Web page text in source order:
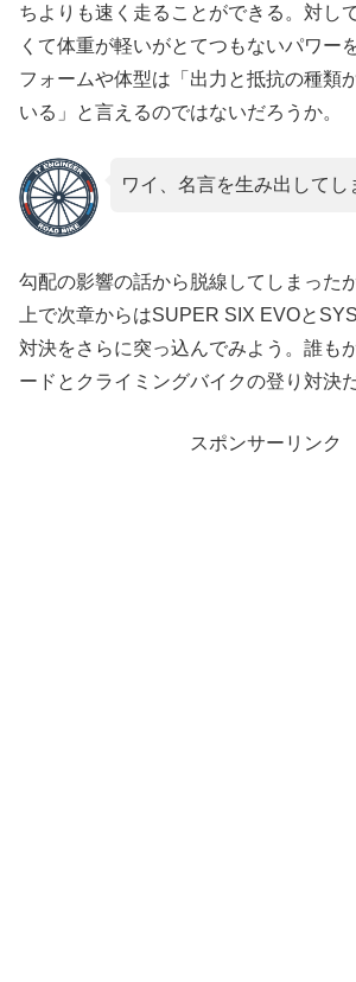
ちよりも速く走ることができる。対し
くて体重が軽いがとてつもないパワー
フォームや体型は「出力と抵抗の種類
いる」と言えるのではないだろうか。
ワイ、名言を生み出してし
勾配の影響の話から脱線してしまった
上で次章からはSUPER SIX EVOと
対決をさらに突っ込んでみよう。誰も
ードとクライミングバイクの登り対決だ
スポンサーリンク